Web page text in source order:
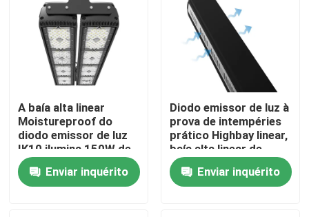
Lar
Produtos
A baía alta linear
Moistureproof do
diodo emissor de luz
IK10 ilumina 150W de
múltiplos propósitos
Enviar inquérito
Diodo emissor de luz à
prova de intempéries
prático Highbay linear,
baía alta linear de
alumínio 5000K do
diodo emissor de luz
Enviar inquérito